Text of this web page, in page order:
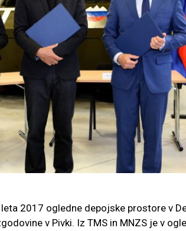
2017 ogledne depojske prostore v
v Pivki. Iz TMS in MNZS je v